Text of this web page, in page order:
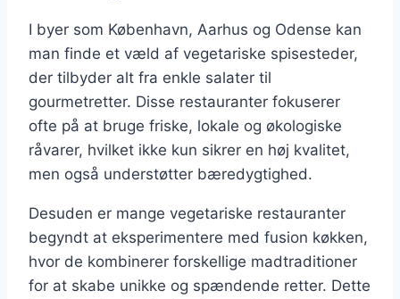
I byer som København, Aarhus og Odense kan
man finde et væld af vegetariske spisesteder,
der tilbyder alt fra enkle salater til
gourmetretter. Disse restauranter fokuserer
ofte på at bruge friske, lokale og økologiske
råvarer, hvilket ikke kun sikrer en høj kvalitet,
men også understøtter bæredygtighed.
Desuden er mange vegetariske restauranter
begyndt at eksperimentere med fusion køkken,
hvor de kombinerer forskellige madtraditioner
for at skabe unikke og spændende retter. Dette